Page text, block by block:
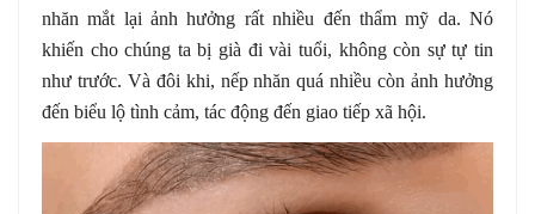
nhăn mắt lại ảnh hưởng rất nhiều đến thẩm mỹ da. Nó
khiến cho chúng ta bị già đi vài tuổi, không còn sự tự tin
như trước. Và đôi khi, nếp nhăn quá nhiều còn ảnh hưởng
đến biểu lộ tình cảm, tác động đến giao tiếp xã hội.